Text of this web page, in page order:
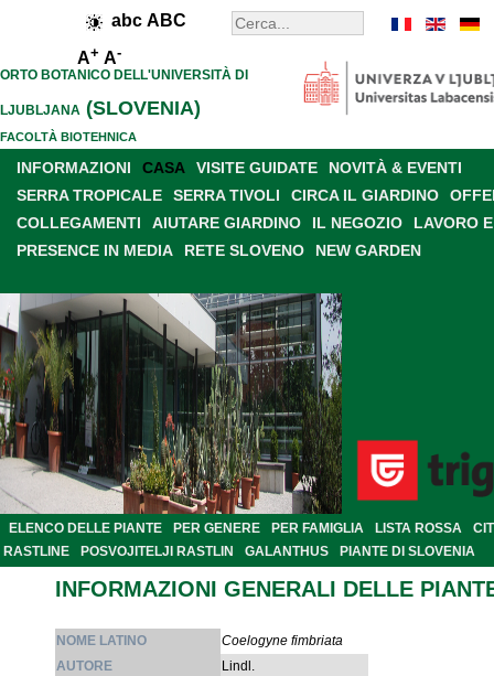
abc ABC
A+ A-
ORTO BOTANICO DELL'UNIVERSITÀ DI
LJUBLJANA (SLOVENIA)
FACOLTÀ BIOTEHNICA
INFORMAZIONI CASA VISITE GUIDATE
NOVITÀ & EVENTI
SERRA TROPICALE
SERRA TIVOLI CIRCA IL GIARDINO
COLLEGAMENTI
AIUTARE GIARDINO IL NEGOZIO
LAVORO
PRESENCE IN MEDIA
RETE SLOVENO NEW GARDEN
ELENCO DELLE PIANTE PER GENERE PER FAMIGLIA LISTA ROSSA
RASTLINE
POSVOJITELJI RASTLIN GALANTHUS PIANTE DI SLOVENIA
INFORMAZIONI GENERALI DELLE
NOME LATINO
Coelogyne fimbriata
AUTORE
Lindl.